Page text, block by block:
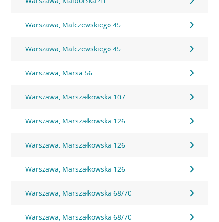
Warszawa, Malczewskiego 45
Warszawa, Malczewskiego 45
Warszawa, Marsa 56
Warszawa, Marszałkowska 107
Warszawa, Marszałkowska 126
Warszawa, Marszałkowska 126
Warszawa, Marszałkowska 126
Warszawa, Marszałkowska 68/70
Warszawa, Marszałkowska 68/70